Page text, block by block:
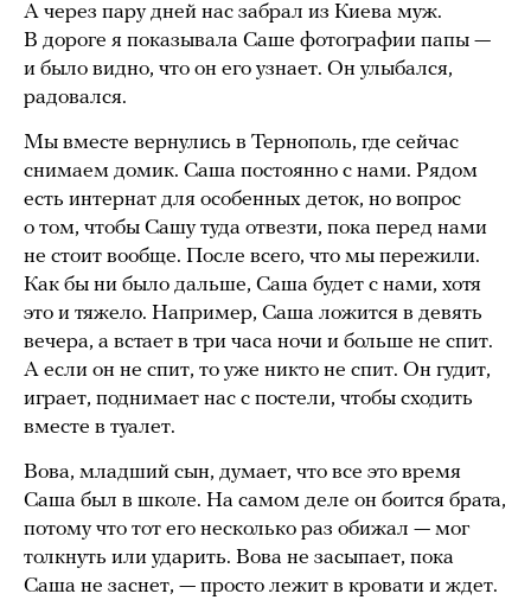
А через пару дней нас забрал из Киева муж.
В дороге я показывала Саше фотографии папы —
и было видно, что он его узнает. Он улыбался,
радовался.
Мы вместе вернулись в Тернополь, где сейчас
снимаем домик. Саша постоянно с нами. Рядом
есть интернат для особенных деток, но вопрос
о том, чтобы Сашу туда отвезти, пока перед нами
не стоит вообще. После всего, что мы пережили.
Как бы ни было дальше, Саша будет с нами, хотя
это и тяжело. Например, Саша ложится в девять
вечера, а встает в три часа ночи и больше не спит.
А если он не спит, то уже никто не спит. Он гудит,
играет, поднимает нас с постели, чтобы сходить
вместе в туалет.
Вова, младший сын, думает, что все это время
Саша был в школе. На самом деле он боится брата,
потому что тот его несколько раз обижал — мог
толкнуть или ударить. Вова не засыпает, пока
Саша не заснет, — просто лежит в кровати и ждет.